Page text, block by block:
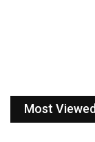
Most Viewed